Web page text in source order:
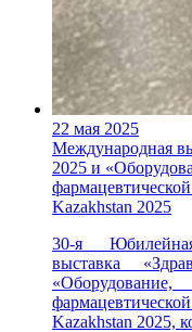
22 мая 2025
Международная
2025 и
Kazakhstan 2025
30-я
выставка
Kazakhstan 2025,